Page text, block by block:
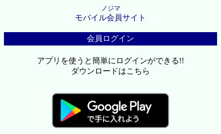
ノジマ
モバイル会員サイト
会員ログイン
アプリを使うと簡単にログインができる!!
ダウンロードはこちら